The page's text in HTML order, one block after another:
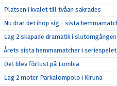
Platsen i kvalet till tvåan säkrades
Nu drar det ihop sig - sista
Lag 2 skapade dramatik i slutomgången
Årets sista hemmamatcher i seriespelet
Det blev förlust på Lombia
Lag 2 möter Parkalompolo i Kiruna